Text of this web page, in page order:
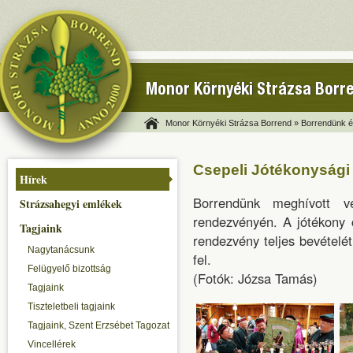
Monor Környéki Strázsa
Monor Környéki Strázsa Borrend » Borrendünk
Hírek
Strázsahegyi emlékek
Tagjaink
Nagytanácsunk
Felügyelő bizottság
Tagjaink
Tiszteletbeli tagjaink
Tagjaink, Szent Erzsébet Tagozat
Vincellérek
Csepeli
Borrendünk meghívott
rendezvényén. A
rendezvény teljes
fel.
(Fotók: Józsa Tamás)